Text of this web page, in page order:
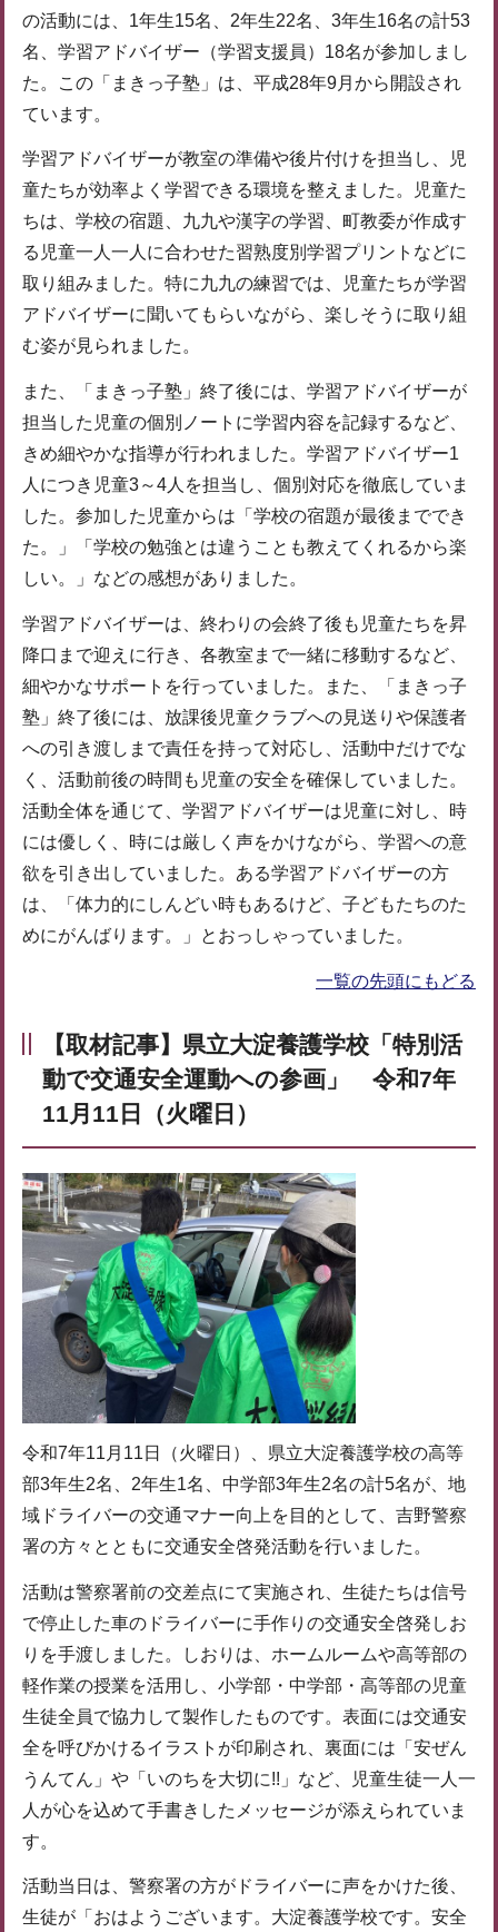
の活動には、1年生15名、2年生22名、3年生16名の計53
名、学習アドバイザー（学習支援員）18名が参加しまし
た。この「まきっ子塾」は、平成28年9月から開設され
ています。
学習アドバイザーが教室の準備や後片付けを担当し、児
童たちが効率よく学習できる環境を整えました。児童た
ちは、学校の宿題、九九や漢字の学習、町教委が作成す
る児童一人一人に合わせた習熟度別学習プリントなどに
取り組みました。特に九九の練習では、児童たちが学習
アドバイザーに聞いてもらいながら、楽しそうに取り組
む姿が見られました。
また、「まきっ子塾」終了後には、学習アドバイザーが
担当した児童の個別ノートに学習内容を記録するなど、
きめ細やかな指導が行われました。学習アドバイザー1
人につき児童3～4人を担当し、個別対応を徹底していま
した。参加した児童からは「学校の宿題が最後まででき
た。」「学校の勉強とは違うことも教えてくれるから楽
しい。」などの感想がありました。
学習アドバイザーは、終わりの会終了後も児童たちを昇
降口まで迎えに行き、各教室まで一緒に移動するなど、
細やかなサポートを行っていました。また、「まきっ子
塾」終了後には、放課後児童クラブへの見送りや保護者
への引き渡しまで責任を持って対応し、活動中だけでな
く、活動前後の時間も児童の安全を確保していました。
活動全体を通じて、学習アドバイザーは児童に対し、時
には優しく、時には厳しく声をかけながら、学習への意
欲を引き出していました。ある学習アドバイザーの方
は、「体力的にしんどい時もあるけど、子どもたちのた
めにがんばります。」とおっしゃっていました。
一覧の先頭にもどる
【取材記事】県立大淀養護学校「特別活
動で交通安全運動への参画」 令和7年
11月11日（火曜日）
令和7年11月11日（火曜日）、県立大淀養護学校の高等
部3年生2名、2年生1名、中学部3年生2名の計5名が、地
域ドライバーの交通マナー向上を目的として、吉野警察
署の方々とともに交通安全啓発活動を行いました。
活動は警察署前の交差点にて実施され、生徒たちは信号
で停止した車のドライバーに手作りの交通安全啓発しお
りを手渡しました。しおりは、ホームルームや高等部の
軽作業の授業を活用し、小学部・中学部・高等部の児童
生徒全員で協力して製作したものです。表面には交通安
全を呼びかけるイラストが印刷され、裏面には「安ぜん
うんてん」や「いのちを大切に!!」など、児童生徒一人一
人が心を込めて手書きしたメッセージが添えられていま
す。
活動当日は、警察署の方がドライバーに声をかけた後、
生徒が「おはようございます。大淀養護学校です。安全